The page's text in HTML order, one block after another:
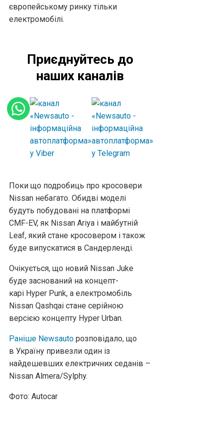
європейському ринку тільки
електромобілі.
Приєднуйтесь до
наших каналів
Поки що подробиць про кросовери
Nissan небагато. Обидві моделі
будуть побудовані на платформі
CMF-EV, як Nissan Ariya і майбутній
Leaf, який стане кросовером і також
буде випускатися в Сандерленді.
Очікується, що новий Nissan Juke
буде заснований на концепт-
карі Hyper Punk, а електромобіль
Nissan Qashqai стане серійною
версією концепту Hyper Urban.
Раніше Newsauto розповідало, що
в Україну привезли один із
найдешевших електричних седанів –
Nissan Almera/Sylphy.
Фото: Autocar